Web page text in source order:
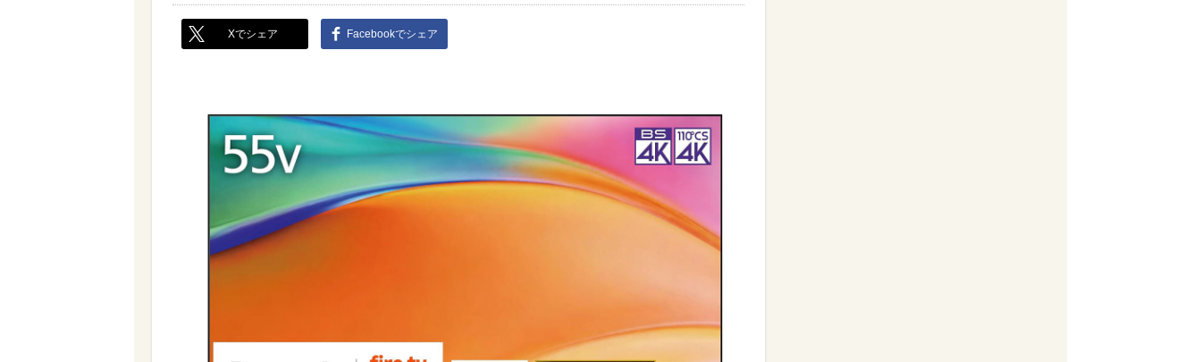
Xでシェア Facebookでシェア